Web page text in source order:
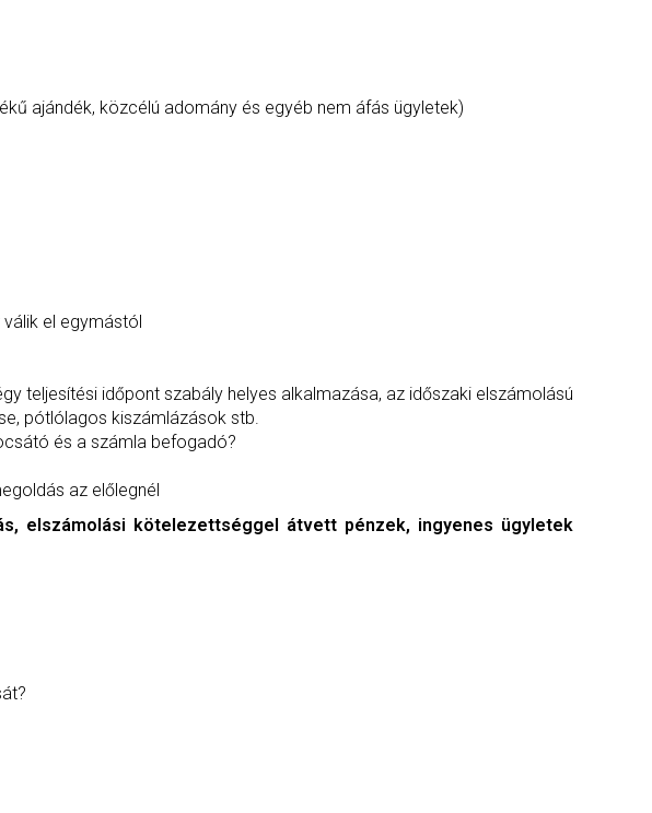
ajándék, közcélú adomány és egyéb nem áfás ügyletek)
el egymástól
teljesítési időpont szabály helyes alkalmazása, az időszaki elszámolású
pótlólagos kiszámlázások stb.
és a számla befogadó?
az előlegnél
elszámolási kötelezettséggel átvett pénzek, ingyenes ügyletek